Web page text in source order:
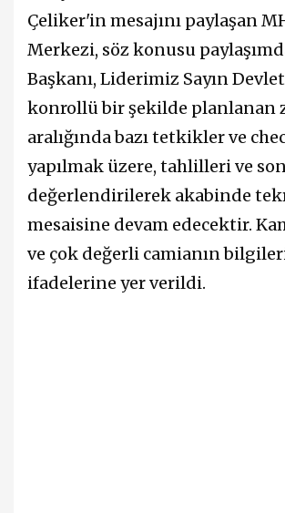
Çeliker'in mesajını paylaşan
Merkezi, söz konusu
Başkanı, Liderimiz Sayın
konrollü bir şekilde planlanan
aralığında bazı tetkikler ve
yapılmak üzere, tahlilleri ve
değerlendirilerek akabinde
mesaisine devam edecektir.
ve çok değerli camianın
ifadelerine yer verildi.